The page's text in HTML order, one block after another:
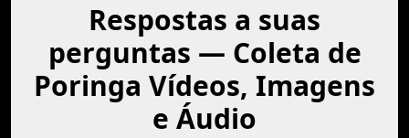
Respostas a suas
perguntas — Coleta de
Poringa Vídeos, Imagens
e Áudio